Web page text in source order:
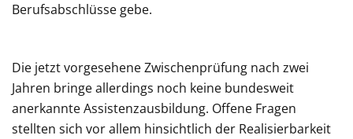
Berufsabschlüsse gebe.
Die jetzt vorgesehene Zwischenprüfung nach zwei
Jahren bringe allerdings noch keine bundesweit
anerkannte Assistenzausbildung. Offene Fragen
stellten sich vor allem hinsichtlich der Realisierbarkeit